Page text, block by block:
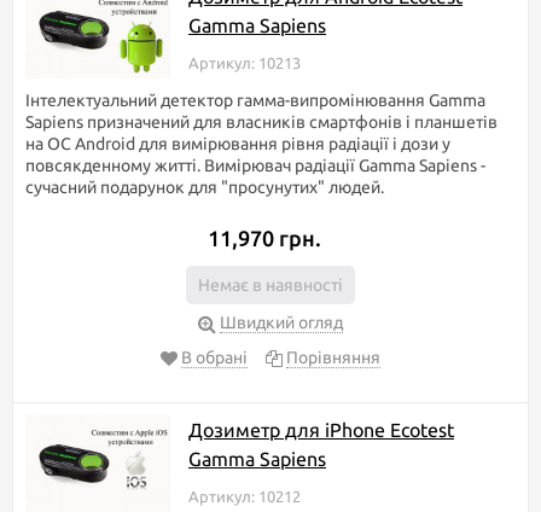
Gamma Sapiens
Артикул: 10213
Інтелектуальний детектор гамма-випромінювання Gamma
Sapiens призначений для власників смартфонів і планшетів
на ОС Android для вимірювання рівня радіації і дози у
повсякденному житті. Вимірювач радіації Gamma Sapiens -
сучасний подарунок для "просунутих" людей.
11,970 грн.
Немає в наявності
Швидкий огляд
В обрані
Порівняння
Дозиметр для iPhone Ecotest
Gamma Sapiens
Артикул: 10212